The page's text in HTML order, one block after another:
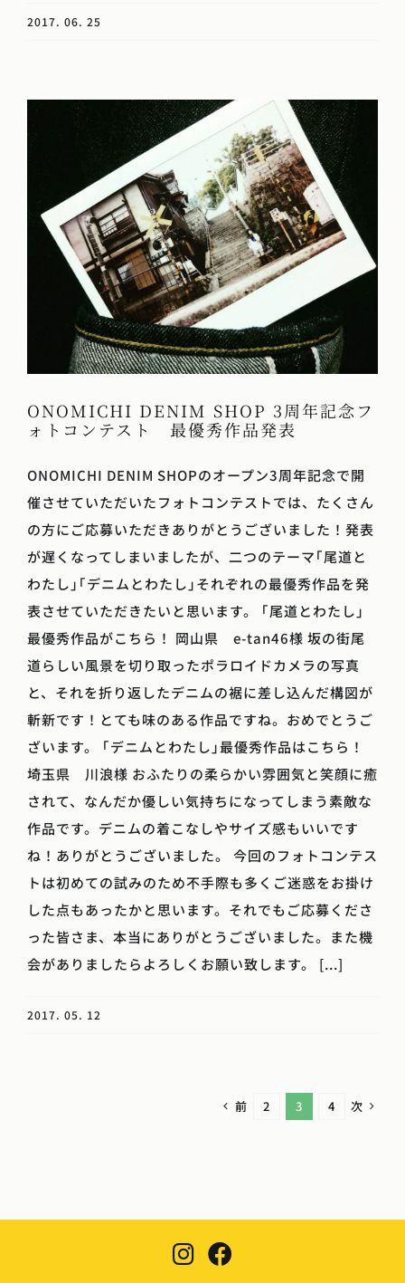
2017. 06. 25
ONOMICHI DENIM SHOP 3周年記念フ
ォトコンテスト 最優秀作品発表
ONOMICHI DENIM SHOPのオープン3周年記念で開
催させていただいたフォトコンテストでは、たくさん
の方にご応募いただきありがとうございました！発表
が遅くなってしまいましたが、二つのテーマ｢尾道と
わたし｣｢デニムとわたし｣それぞれの最優秀作品を発
表させていただきたいと思います。 ｢尾道とわたし｣
最優秀作品がこちら！ 岡山県 e-tan46様 坂の街尾
道らしい風景を切り取ったポラロイドカメラの写真
と、それを折り返したデニムの裾に差し込んだ構図が
斬新です！とても味のある作品ですね。おめでとうご
ざいます。 ｢デニムとわたし｣最優秀作品はこちら！
埼玉県 川浪様 おふたりの柔らかい雰囲気と笑顔に癒
されて、なんだか優しい気持ちになってしまう素敵な
作品です。デニムの着こなしやサイズ感もいいです
ね！ありがとうございました。 今回のフォトコンテス
トは初めての試みのため不手際も多くご迷惑をお掛け
した点もあったかと思います。それでもご応募くださ
った皆さま、本当にありがとうございました。また機
会がありましたらよろしくお願い致します。 [...]
2017. 05. 12
前 2 3 4 次